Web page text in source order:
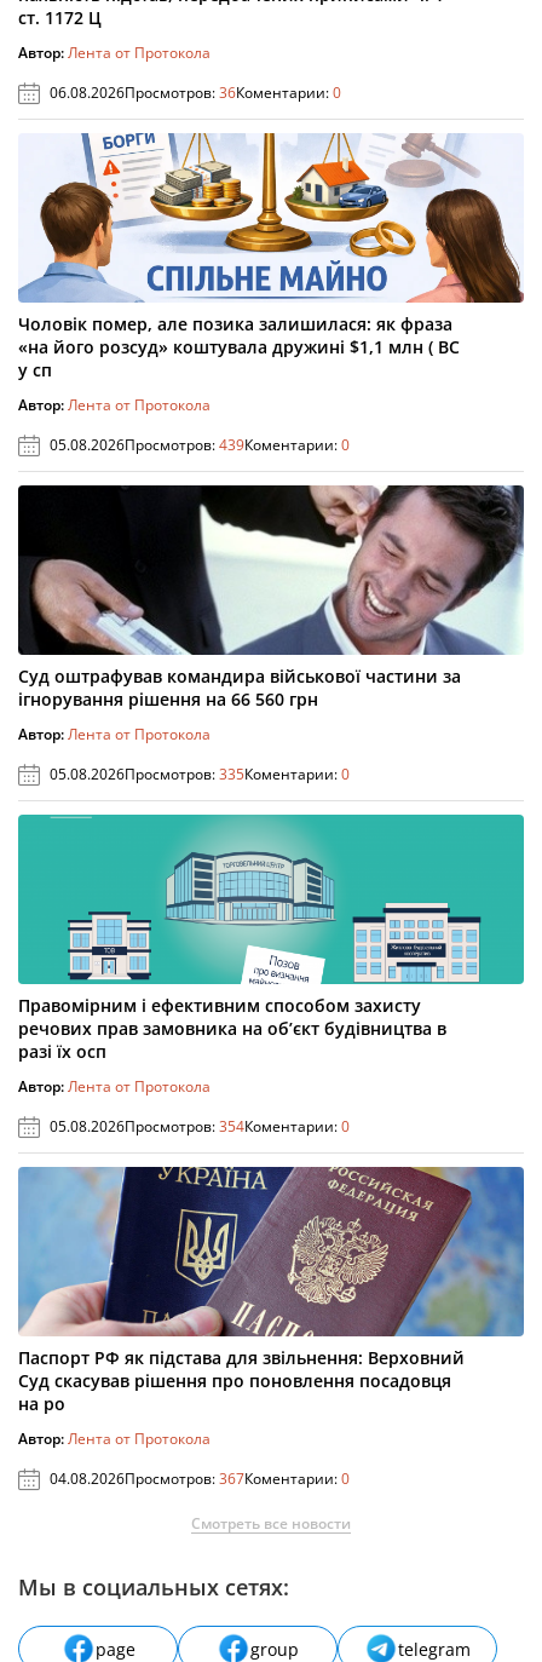
ст. 1172 Ц
Автор:Лента от Протокола
06.08.2026Просмотров:36Коментарии:0
Чоловік помер, але позика залишилася: як фраза
«на його розсуд» коштувала дружині $1,1 млн ( ВС
у сп
Автор:Лента от Протокола
05.08.2026Просмотров:439Коментарии:0
Суд оштрафував командира військової частини за
ігнорування рішення на 66 560 грн
Автор:Лента от Протокола
05.08.2026Просмотров:335Коментарии:0
Правомірним і ефективним способом захисту
речових прав замовника на об’єкт будівництва в
разі їх осп
Автор:Лента от Протокола
05.08.2026Просмотров:354Коментарии:0
Паспорт РФ як підстава для звільнення: Верховний
Суд скасував рішення про поновлення посадовця
на ро
Автор:Лента от Протокола
04.08.2026Просмотров:367Коментарии:0
Смотреть все новости
Мы в социальных сетях:
page group
telegram